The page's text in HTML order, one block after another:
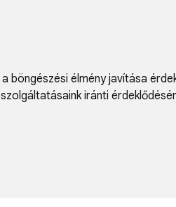
élmény javítása
iránti